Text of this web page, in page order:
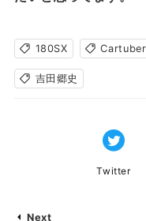
180SX
吉田郷史
Twitter
Next